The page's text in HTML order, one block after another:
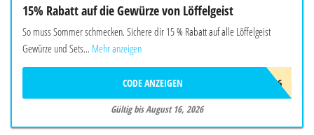
15% Rabatt auf die Gewürze von Löffelgeist
So muss Sommer schmecken. Sichere dir 15 % Rabatt auf alle Löffelgeist
Gewürze und Sets... Mehr anzeigen
FREUNDE26
CODE ANZEIGEN
Gültig bis August 16, 2026